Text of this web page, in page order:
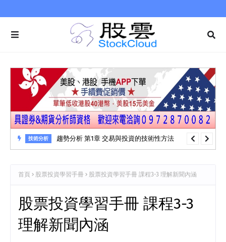
技術分析 趨勢分析 第1章 交易與投資的技術性方法
首頁 股票投資學習手冊 股票投資學習手冊 課程3-3 理解新聞內涵
股票投資學習手冊 課程3-3
理解新聞內涵